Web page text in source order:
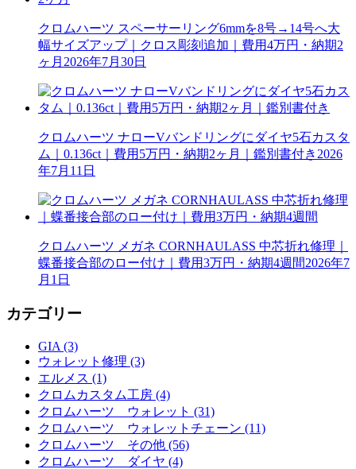
クロムハーツ スペーサーリング6mmを8号→14号へ大
幅サイズアップ｜クロス彫刻追加｜費用4万円・納期2
ヶ月 2026年7月30日
クロムハーツ ナローVバンドリングにダイヤ5石カスタ
ム｜0.136ct｜費用5万円・納期2ヶ月｜鑑別書付き 2026
年7月11日
クロムハーツ メガネ CORNHAULASS 中芯折れ修理｜
蝶番接合部のロー付け｜費用3万円・納期4週間2026年7
月1日
カテゴリー
GIA (3)
ウォレット修理 (3)
エルメス (1)
クロムカスタム工房 (4)
クロムハーツ ウォレット (31)
クロムハーツ ウォレットチェーン (11)
クロムハーツ その他 (56)
クロムハーツ ダイヤ (4)